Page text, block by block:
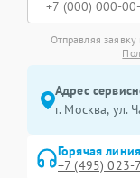
Отправляя
Адрес
г. Москва, ул.
Горячая линия
+7 (495) 023-